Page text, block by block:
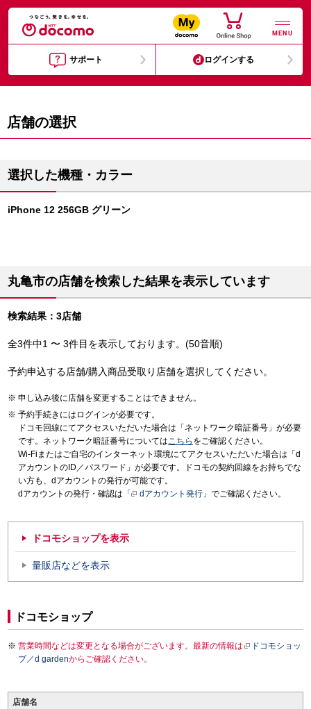
MENU
サポート ログインする
店舗の選択
選択した機種・カラー
iPhone 12 256GB グリーン
丸亀市の店舗を検索した結果を表示しています
検索結果：3店舗
全3件中1 〜 3件目を表示しております。(50音順)
予約申込する店舗/購入商品受取り店舗を選択してください。
申し込み後に店舗を変更することはできません。
予約手続きにはログインが必要です。
ドコモ回線にてアクセスいただいた場合は「ネットワーク暗証番号」が必要
です。ネットワーク暗証番号についてはこちら をご確認ください。
Wi-Fiまたはご自宅のインターネット環境にてアクセスいただいた場合は「d
アカウントのID／パスワード」が必要です。ドコモの契約回線をお持ちでな
い方も、dアカウントの発行が可能です。
dアカウントの発行・確認は「
dアカウント発行 」でご確認ください。
ドコモショップを表示
量販店などを表示
ドコモショップ
営業時間などは変更となる場合がございます。最新の情報は
ドコモショッ
プ／d gardenからご確認ください。
店舗名